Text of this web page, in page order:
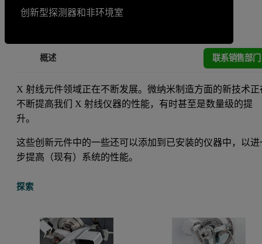
创新型探测器和非环境室
概述 联系销售部门
X 射线元件领域正在不断发展。微纳米制造方面的新技术正
不断提高我们 X 射线仪器的性能，有时甚至是数量级的提
升。
这些创新元件中的一些还可以添加到已安装的仪器中，以进
步提高（现有）系统的性能。
探索